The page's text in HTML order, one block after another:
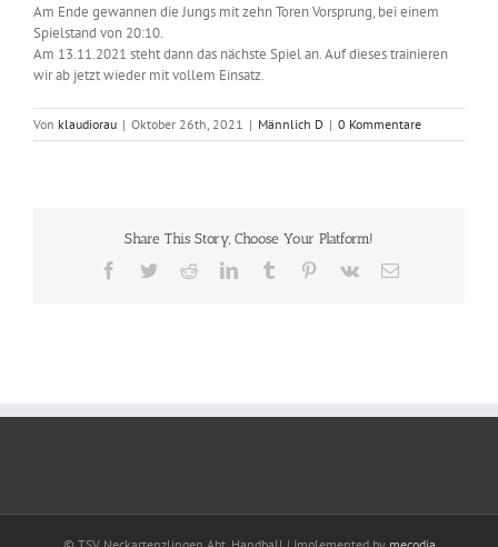
Am Ende gewannen die Jungs mit zehn Toren Vorsprung, bei einem
Spielstand von 20:10.
Am 13.11.2021 steht dann das nächste Spiel an. Auf dieses trainieren
wir ab jetzt wieder mit vollem Einsatz.
Von klaudiorau | Oktober 26th, 2021 | Männlich D | 0 Kommentare
Share This Story, Choose Your Platform!
Facebook
TwitterRedditLinkedInTumblr Pinterest
Vk
E-